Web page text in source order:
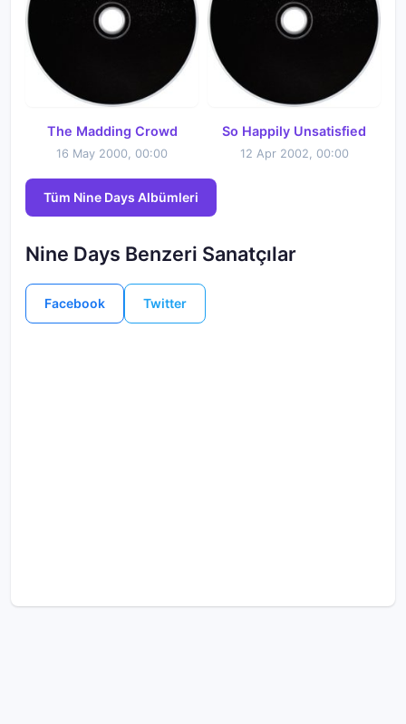
The Madding Crowd
16 May 2000, 00:00
So Happily Unsatisfied
12 Apr 2002, 00:00
Tüm Nine Days Albümleri
Nine Days Benzeri Sanatçılar
Facebook Twitter